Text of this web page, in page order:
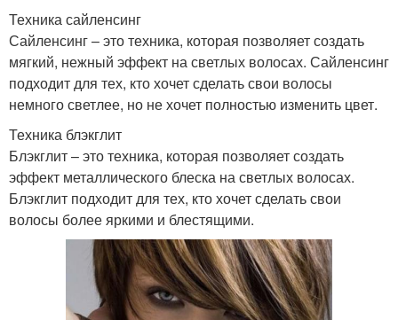
Техника сайленсинг
Сайленсинг – это техника, которая позволяет создать
мягкий, нежный эффект на светлых волосах. Сайленсинг
подходит для тех, кто хочет сделать свои волосы
немного светлее, но не хочет полностью изменить цвет.
Техника блэкглит
Блэкглит – это техника, которая позволяет создать
эффект металлического блеска на светлых волосах.
Блэкглит подходит для тех, кто хочет сделать свои
волосы более яркими и блестящими.